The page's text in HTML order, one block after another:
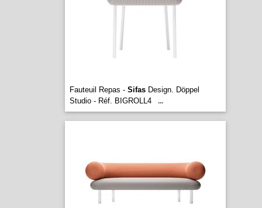
Fauteuil Repas - SifasDesign. Döppel
Studio - Réf. BIGROLL4
...